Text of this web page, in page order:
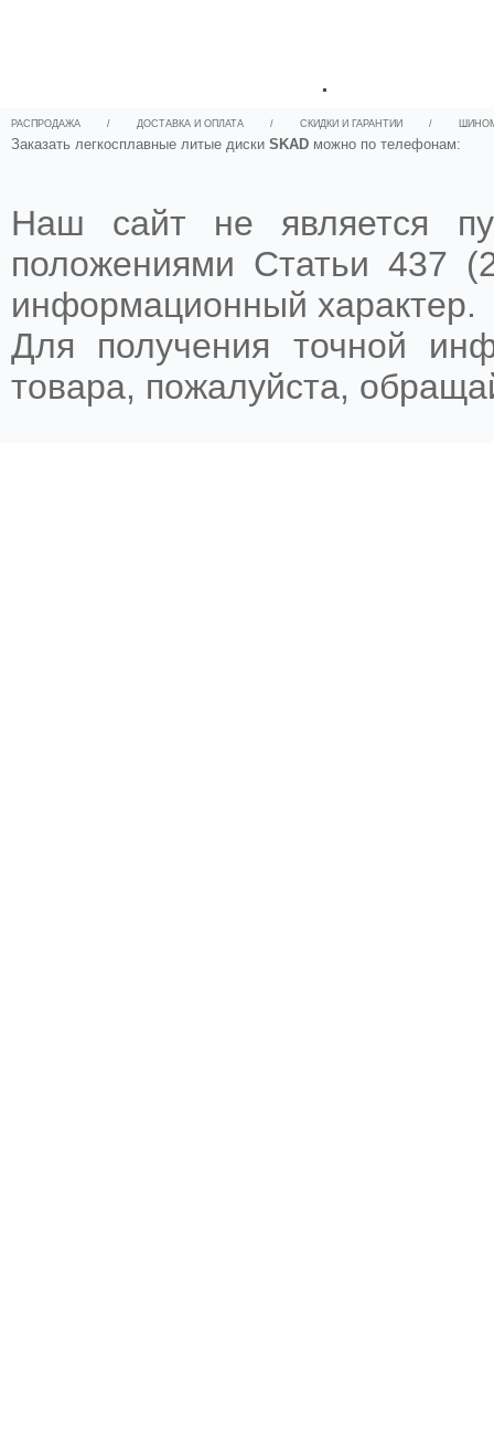
.
РАСПРОДАЖА / ДОСТАВКА И ОПЛАТА / СКИДКИ И ГАРАНТИИ /
Заказать легкосплавные литые диски SKAD можно по телефонам:
Наш сайт не является
положениями Статьи 437
информационный характер.
Для получения точной
товара, пожалуйста,